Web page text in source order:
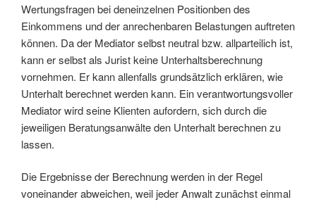
Wertungsfragen bei deneinzelnen Positionben des
Einkommens und der anrechenbaren Belastungen auftreten
können. Da der Mediator selbst neutral bzw. allparteilich ist,
kann er selbst als Jurist keine Unterhaltsberechnung
vornehmen. Er kann allenfalls grundsätzlich erklären, wie
Unterhalt berechnet werden kann. Ein verantwortungsvoller
Mediator wird seine Klienten aufordern, sich durch die
jeweiligen Beratungsanwälte den Unterhalt berechnen zu
lassen.
Die Ergebnisse der Berechnung werden in der Regel
voneinander abweichen, weil jeder Anwalt zunächst einmal